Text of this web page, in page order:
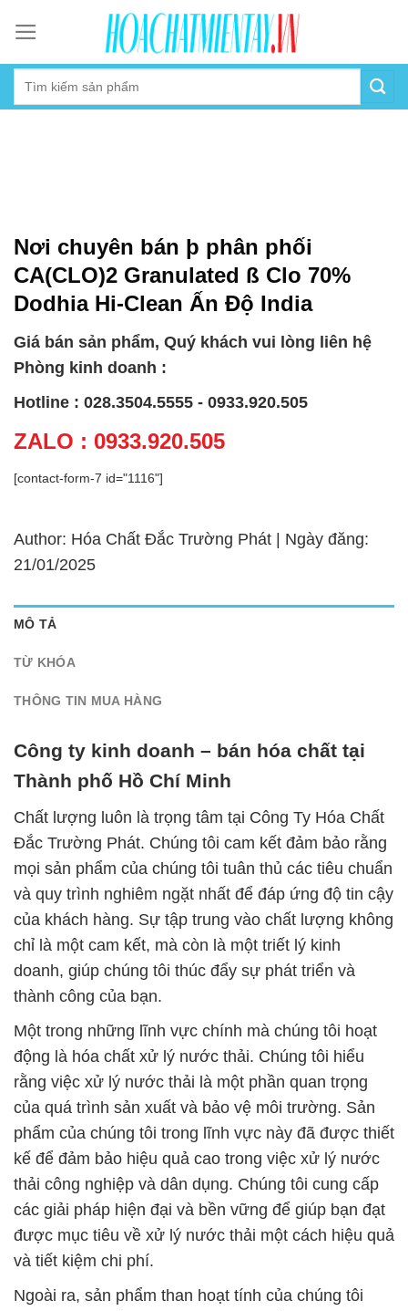
content
Nơi chuyên bán þ phân phối
CA(CLO)2 Granulated ß Clo 70%
Dodhia Hi-Clean Ấn Độ India
Giá bán sản phẩm, Quý khách vui lòng liên hệ
Phòng kinh doanh :
Hotline : 028.3504.5555 - 0933.920.505
ZALO : 0933.920.505
[contact-form-7 id="1116"]
Author: Hóa Chất Đắc Trường Phát | Ngày đăng:
21/01/2025
MÔ TẢ
TỪ KHÓA
THÔNG TIN MUA HÀNG
Công ty kinh doanh – bán hóa chất tại
Thành phố Hồ Chí Minh
Chất lượng luôn là trọng tâm tại Công Ty Hóa Chất
Đắc Trường Phát. Chúng tôi cam kết đảm bảo rằng
mọi sản phẩm của chúng tôi tuân thủ các tiêu chuẩn
và quy trình nghiêm ngặt nhất để đáp ứng độ tin cậy
của khách hàng. Sự tập trung vào chất lượng không
chỉ là một cam kết, mà còn là một triết lý kinh
doanh, giúp chúng tôi thúc đẩy sự phát triển và
thành công của bạn.
Một trong những lĩnh vực chính mà chúng tôi hoạt
động là hóa chất xử lý nước thải. Chúng tôi hiểu
rằng việc xử lý nước thải là một phần quan trọng
của quá trình sản xuất và bảo vệ môi trường. Sản
phẩm của chúng tôi trong lĩnh vực này đã được thiết
kế để đảm bảo hiệu quả cao trong việc xử lý nước
thải công nghiệp và dân dụng. Chúng tôi cung cấp
các giải pháp hiện đại và bền vững để giúp bạn đạt
được mục tiêu về xử lý nước thải một cách hiệu quả
và tiết kiệm chi phí.
Ngoài ra, sản phẩm than hoạt tính của chúng tôi